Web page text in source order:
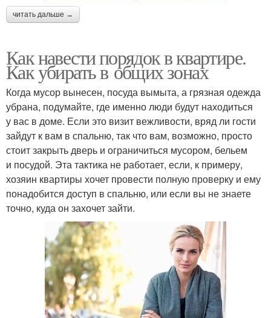
читать дальше →
Как навести порядок в квартире.
Как убирать в общих зонах
Когда мусор вынесен, посуда вымыта, а грязная одежда
убрана, подумайте, где именно люди будут находиться
у вас в доме. Если это визит вежливости, вряд ли гости
зайдут к вам в спальню, так что вам, возможно, просто
стоит закрыть дверь и ограничиться мусором, бельем
и посудой. Эта тактика не работает, если, к примеру,
хозяин квартиры хочет провести полную проверку и ему
понадобится доступ в спальню, или если вы не знаете
точно, куда он захочет зайти.